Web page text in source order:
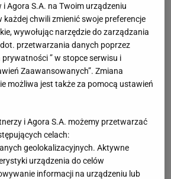
26 zwycięstw, miał osiem
Wiele dały zwycięskie
Interem 2:1 w lutym tego roku.
wtedy powiększyć
punktów, to ją stracił i miał
Potem AC Milan miał
i zremisował bezbramkowo z
sezonu była imponująca
rzędu i bilans bramkowy: 13:2.
Agora S.A. na Twoim urządzeniu
każdej chwili zmienić swoje preferencje
wywołując narzędzie do zarządzania
przetwarzania danych poprzez
” w stopce serwisu i
Zaawansowanych”. Zmiana
możliwa jest także za pomocą ustawień
i Agora S.A. możemy przetwarzać
celach:
geolokalizacyjnych. Aktywne
urządzenia do celów
informacji na urządzeniu lub